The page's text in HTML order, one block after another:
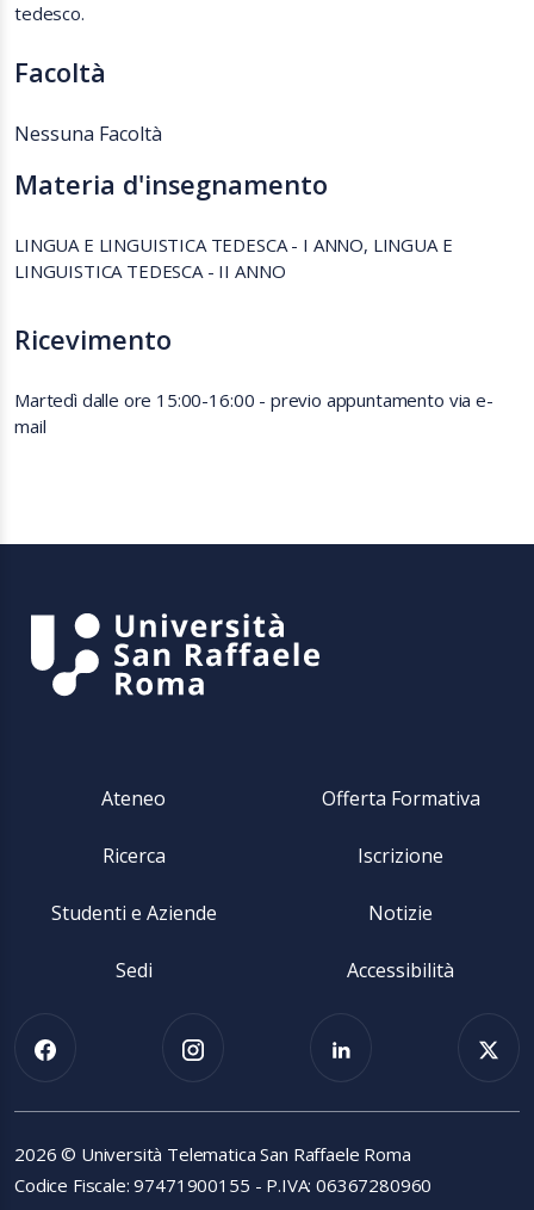
tedesco.
Facoltà
Nessuna Facoltà
Materia d'insegnamento
LINGUA E LINGUISTICA TEDESCA - I ANNO, LINGUA E
LINGUISTICA TEDESCA - II ANNO
Ricevimento
Martedì dalle ore 15:00-16:00 - previo appuntamento via e-
mail
Ateneo Offerta Formativa
Ricerca Iscrizione
Studenti e Aziende Notizie
Sedi Accessibilità
2026 © Università Telematica San Raffaele Roma
Codice Fiscale: 97471900155 - P.IVA: 06367280960